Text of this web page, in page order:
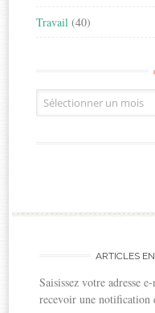
Travail (40)
Archives
ARTICLES
Saisissez votre adresse
recevoir une notification